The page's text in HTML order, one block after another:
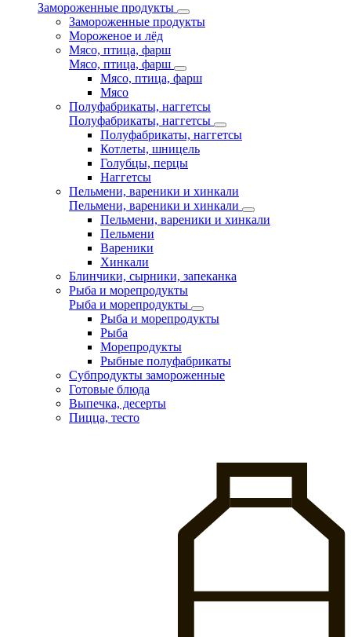
Замороженные продукты
Замороженные продукты
Мороженое и лёд
Мясо, птица, фарш
Мясо, птица, фарш
Мясо, птица, фарш
Мясо
Полуфабрикаты, наггетсы
Полуфабрикаты, наггетсы
Полуфабрикаты, наггетсы
Котлеты, шницель
Голубцы, перцы
Наггетсы
Пельмени, вареники и хинкали
Пельмени, вареники и хинкали
Пельмени, вареники и хинкали
Пельмени
Вареники
Хинкали
Блинчики, сырники, запеканка
Рыба и морепродукты
Рыба и морепродукты
Рыба и морепродукты
Рыба
Морепродукты
Рыбные полуфабрикаты
Субпродукты замороженные
Готовые блюда
Выпечка, десерты
Пицца, тесто